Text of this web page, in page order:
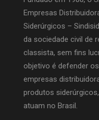
Empresas
Siderúrgicos –
da sociedade civil de
classista, sem fins
objetivo é defender
empresas
produtos
atuam no Brasil.